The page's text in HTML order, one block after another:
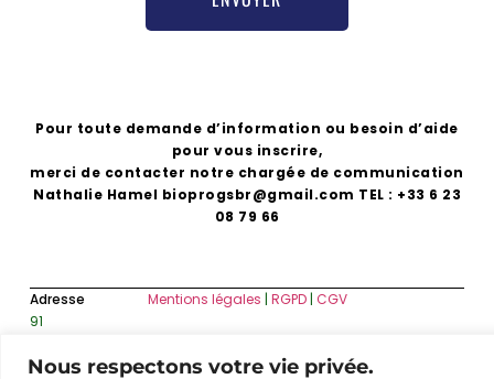
Nous respectons votre vie privée.
Pour toute demande d’information ou besoin d’aide
pour vous inscrire,
merci de contacter notre chargée de communication
Nathalie Hamel bioprogsbr@gmail.com TEL : +33 6 23
08 79 66
Adresse
91
du
Mentions légales | RGPD| CGV